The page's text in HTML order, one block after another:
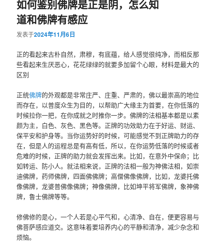
如何鉴别佛牌是正是阴，怎么知
道和佛牌有感应
发表于2024年11月6日
正的看起来古朴自然，肃穆，有底蕴，给人感觉很纯净，而相反那
些看起来生厌恶心，花花绿绿的就要多加留个心眼，材料是最大的
区别
正统佛牌的外观都是非常庄严、庄重、严肃的，佛以最崇高的地位
而存在，以普度众生为目的，以帮助广大缘主为首要，在你低落的
时候拉你一把，在你成就之时推你一步。佛牌的法相基本都是以素
颜为主，白色、灰色、黑色等。正牌的功效助力在于好运、财运、
保平安和护身等。当你运势好的时候，可能感觉不到正牌助力的存
在，但是人的运程总是有高有低，所以，在你运势低落的时候或者
危难的时候，正牌的助力就会发挥出来。比如，在意外中保命；比
如转运、防小人。就法相来说，正牌的法相一般为神佛法相，如崇
迪佛牌，药师佛牌，四面佛佛牌；高僧佛像佛牌，比如，龙婆托佛
像佛牌，龙婆普佛像佛牌；神像佛牌，比如坤平将军佛牌，象神佛
牌，鲁士佛牌等等。
修佛修的是心，一个人若是心平气和，心清净、自在，便更容易与
佛菩萨感应道交。这意味着要培养内心的平静和清净，减少杂念和
烦恼。